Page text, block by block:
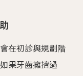
在初診與規劃階
果牙齒擁擠過